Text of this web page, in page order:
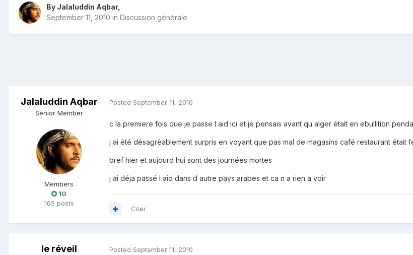
By Jalaluddin Aqbar,
September 11, 2010 in Discussion générale
Jalaluddin Aqbar
Senior Member
Members
10
165 posts
Posted September 11, 2010
c la premiere fois que je passe l aid ici et je pensais avant qu alger était en ebullition
j ai été désagréablement surpris en voyant que pas mal de magasins café restaurant était
bref hier et aujourd hui sont des journées mortes
j ai déja passé l aid dans d autre pays arabes et ca n a rien a voir
Citer
le réveil Posted September 11, 2010